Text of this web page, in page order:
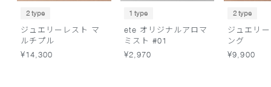
2 type
ジュエリーレスト マ
ルチプル
¥14,300
1 type
ete オリジナルアロマ
ミスト #01
¥2,970
2 type
ジュエリ
ング
¥9,900